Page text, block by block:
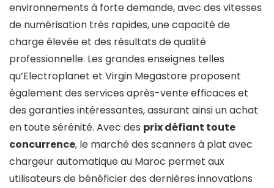
environnements à forte demande, avec des vitesses
de numérisation très rapides, une capacité de
charge élevée et des résultats de qualité
professionnelle. Les grandes enseignes telles
qu’Electroplanet et Virgin Megastore proposent
également des services après-vente efficaces et
des garanties intéressantes, assurant ainsi un achat
en toute sérénité. Avec des prix défiant toute
concurrence, le marché des scanners à plat avec
chargeur automatique au Maroc permet aux
utilisateurs de bénéficier des dernières innovations